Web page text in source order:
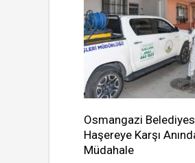
Osmangazi
Haşereye Karşı
Müdahale